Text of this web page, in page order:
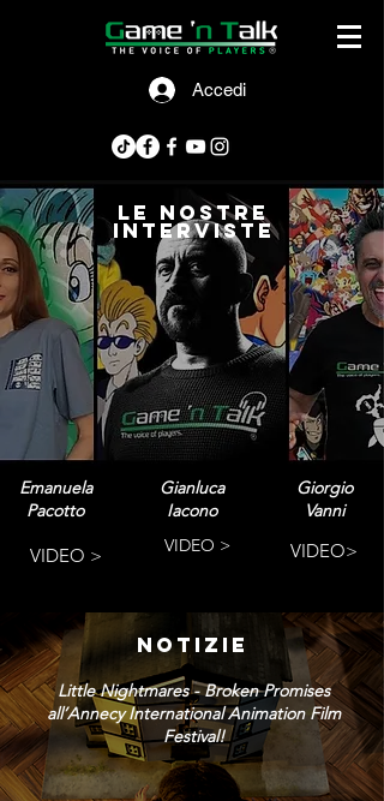
Accedi
le nostre
interviste
Emanuela
Pacotto
VIDEO >
Gianluca
Iacono
VIDEO >
Giorgio
Vanni
VIDEO>
NOTIZIE
Little Nightmares - Broken Promises
all’Annecy International Animation Film
Festival!